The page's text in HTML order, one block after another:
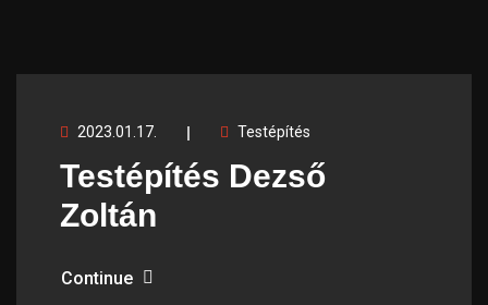
2023.01.17. Testépítés
Testépítés Dezső
Zoltán
Continue